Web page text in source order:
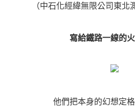
（中石化經緯無限公司東北
寫給鐵路一線的
他們把本身的幻想定